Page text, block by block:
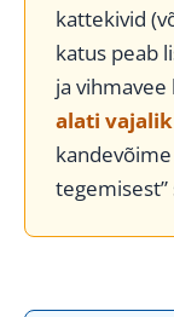
kattekivid
katus peab
ja
alati
tegemisest”